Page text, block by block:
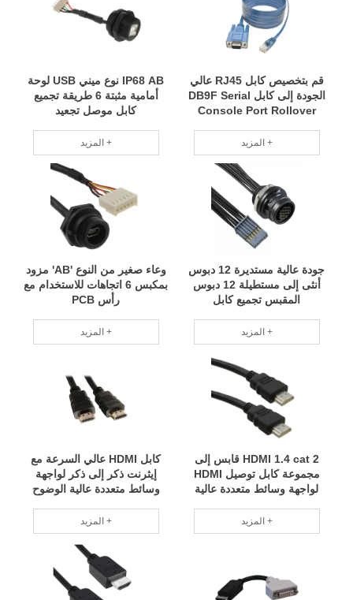
IP68 AB نوع ميني USB لوحة
أمامية مثبتة 6 طريقة تجميع
كابل موصل تجعيد
المزيد +
قم بتخصيص كابل RJ45 عالي
الجودة إلى كابل DB9F Serial
Console Port Rollover
المزيد +
وعاء صغير من النوع 'AB' مزود
بمكبس 6 اتجاهات للاستخدام مع
رأس PCB
المزيد +
جودة عالية مستديرة 12 دبوس
أنثى إلى مستطيلة 12 دبوس
المقبس تجميع كابل
المزيد +
كابل HDMI عالي السرعة مع
إيثرنت ذكر إلى ذكر لواجهة
وسائط متعددة عالية الوضوح
المزيد +
HDMI 1.4 cat 2 قابس إلى
مجموعة كابل توصيل HDMI
لواجهة وسائط متعددة عالية
المزيد +